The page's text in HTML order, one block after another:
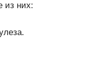
из них: